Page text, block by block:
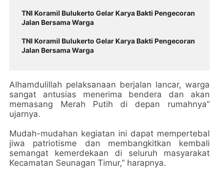
TNI Koramil Bulukerto Gelar Karya Bakti Pengecoran
Jalan Bersama Warga
TNI Koramil Bulukerto Gelar Karya Bakti Pengecoran
Jalan Bersama Warga
Alhamdulillah pelaksanaan berjalan lancar, warga
sangat antusias menerima bendera dan akan
memasang Merah Putih di depan rumahnya”
ujarnya.
Mudah-mudahan kegiatan ini dapat mempertebal
jiwa patriotisme dan membangkitkan kembali
semangat kemerdekaan di seluruh masyarakat
Kecamatan Seunagan Timur,” harapnya.